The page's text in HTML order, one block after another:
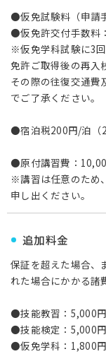
●仮免試験料（申請
●仮免許交付手数料
※仮免学科試験に3
免許ご取得後の再入
その際の往復交通費
でご了承ください。
●宿泊税200円/泊（
●原付講習費：
※講習は任意のため
申し出ください。
追加料金
保証を超えた場合、
れた場合にかかる諸
●技能教習：5,000
●技能検定：5,000
●仮免学科：1,800